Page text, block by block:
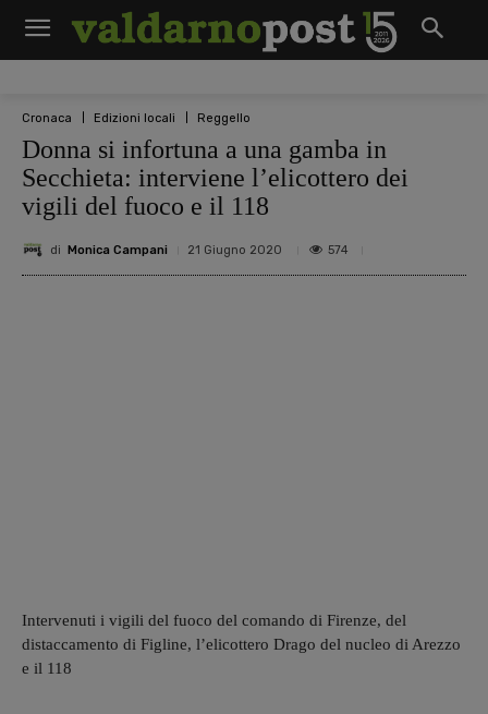
Cronaca Edizioni locali Reggello
Donna si infortuna a una gamba in
Secchieta: interviene l’elicottero dei
vigili del fuoco e il 118
di Monica Campani 21 Giugno 2020 574
Intervenuti i vigili del fuoco del comando di Firenze, del
distaccamento di Figline, l’elicottero Drago del nucleo di Arezzo
e il 118